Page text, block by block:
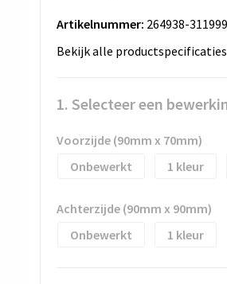
Artikelnummer: 264938-
Bekijk alle productspecificaties
1. Selecteer een
Voorzijde (90mm x 70mm)
Onbewerkt
1
Achterzijde (90mm x 90mm)
Onbewerkt
1